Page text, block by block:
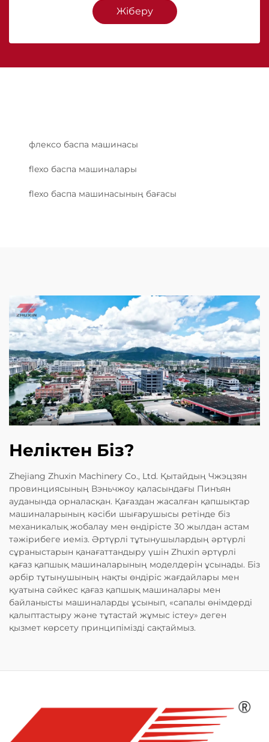
Жіберу
флексо баспа машинасы
flexo баспа машиналары
flexo баспа машинасының бағасы
Неліктен Біз?
Zhejiang Zhuxin Machinery Co., Ltd. Қытайдың Чжэцзян
провинциясының Вэньчжоу қаласындағы Пинъян
ауданында орналасқан. Қағаздан жасалған қапшықтар
машиналарының кәсіби шығарушысы ретінде біз
механикалық жобалау мен өндірісте 30 жылдан астам
тәжірибеге иеміз. Әртүрлі тұтынушылардың әртүрлі
сұраныстарын қанағаттандыру үшін Zhuxin әртүрлі
қағаз қапшық машиналарының моделдерін ұсынады. Біз
әрбір тұтынушының нақты өндіріс жағдайлары мен
қуатына сәйкес қағаз қапшық машиналары мен
байланысты машиналарды ұсынып, «сапалы өнімдерді
қалыптастыру және тұтастай жұмыс істеу» деген
қызмет көрсету принципімізді сақтаймыз.